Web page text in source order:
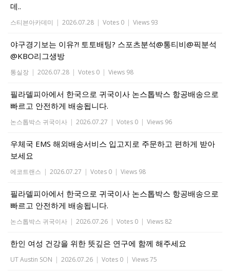
데..
스티븐아카데미 | 2026.07.28 | Votes 0 | Views 93
야구경기보는 이유?! 토토배팅? 스포츠분석@통티비@픽분석
@KBO리그생방
통실장 | 2026.07.28 | Votes 0 | Views 98
필라델피아에서 한국으로 귀국이사 논스톱박스 항공배송으로
빠르고 안전하게 배송됩니다.
논스톱박스 귀국이사 | 2026.07.27 | Votes 0 | Views 96
우체국 EMS 해외배송서비스 입고지로 주문하고 편하게 받아
보세요
에코트랜스 | 2026.07.27 | Votes 0 | Views 98
필라델피아에서 한국으로 귀국이사 논스톱박스 항공배송으로
빠르고 안전하게 배송됩니다.
논스톱박스 귀국이사 | 2026.07.26 | Votes 0 | Views 82
한인 여성 건강을 위한 뜻깊은 연구에 함께 해주세요
UT Austin SON | 2026.07.26 | Votes 0 | Views 75